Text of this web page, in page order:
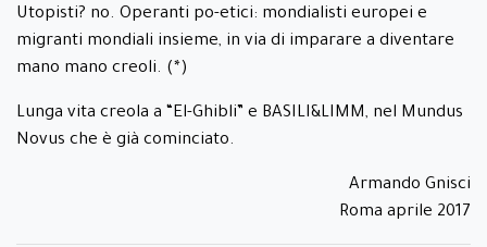
Utopisti? no. Operanti po-etici: mondialisti europei e
migranti mondiali insieme, in via di imparare a diventare
mano mano creoli. (*)
Lunga vita creola a “El-Ghibli” e BASILI&LIMM, nel Mundus
Novus che è già cominciato.
Armando Gnisci
Roma aprile 2017